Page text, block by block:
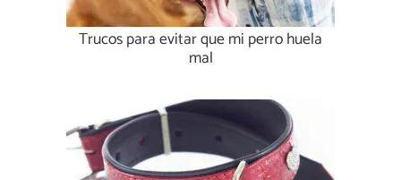
Trucos para evitar que mi perro huela
mal